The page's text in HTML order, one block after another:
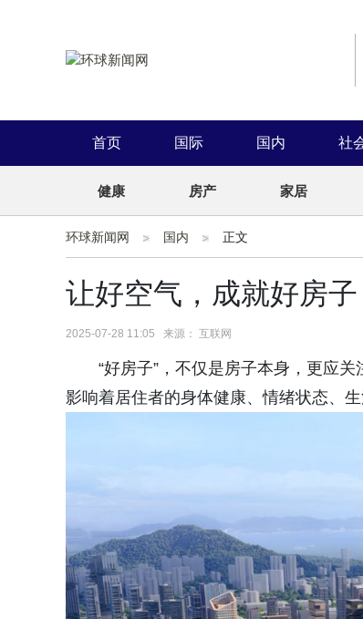
首页 国际 国内 社
健康 房产 家居
环球新闻网 国内 正文
让好空气，成就好房
2025-07-28 11:05 来源： 互联网
“好房子”，不仅是房子本身，更应
影响着居住者的身体健康、情绪状态、